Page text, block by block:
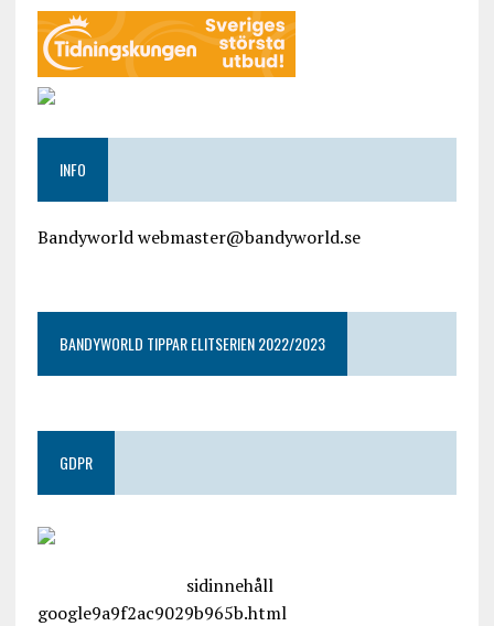
INFO
Bandyworld webmaster@bandyworld.se
BANDYWORLD TIPPAR ELITSERIEN 2022/2023
GDPR
sidinnehåll
google9a9f2ac9029b965b.html